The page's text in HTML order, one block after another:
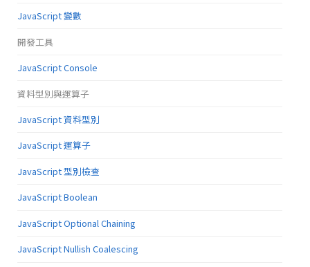
JavaScript 變數
開發工具
JavaScript Console
資料型別與運算子
JavaScript 資料型別
JavaScript 運算子
JavaScript 型別檢查
JavaScript Boolean
JavaScript Optional Chaining
JavaScript Nullish Coalescing